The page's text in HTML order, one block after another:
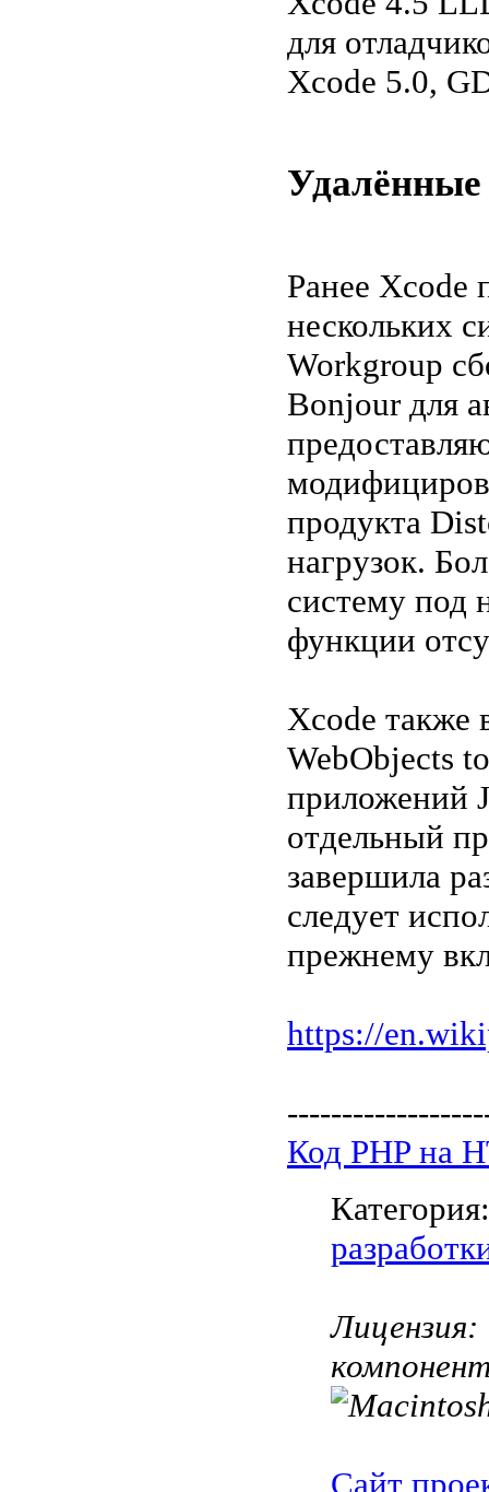
для
Xcode 5.0,
Ранее Xcode
нескольких
Workgroup
Bonjour для
продукта
нагрузок.
систему под
функции
Xcode также
WebObjects
приложений
отдельный
завершила
следует
прежнему
https://
Код PHP на
Лицензия:
Сайт